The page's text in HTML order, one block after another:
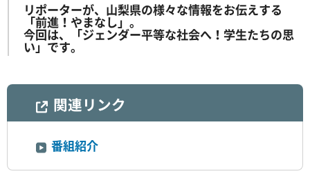
リポーターが、山梨県の様々な情報をお伝えする
「前進！やまなし」。
今回は、「ジェンダー平等な社会へ！学生たちの思
い」です。
関連リンク
番組紹介